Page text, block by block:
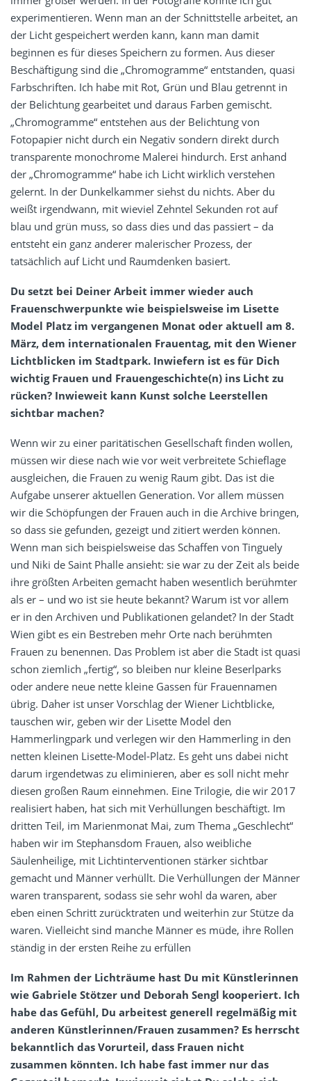
experimentieren. Wenn man an der Schnittstelle arbeitet, an
der Licht gespeichert werden kann, kann man damit
beginnen es für dieses Speichern zu formen. Aus dieser
Beschäftigung sind die „Chromogramme“ entstanden, quasi
Farbschriften. Ich habe mit Rot, Grün und Blau getrennt in
der Belichtung gearbeitet und daraus Farben gemischt.
„Chromogramme“ entstehen aus der Belichtung von
Fotopapier nicht durch ein Negativ sondern direkt durch
transparente monochrome Malerei hindurch. Erst anhand
der „Chromogramme“ habe ich Licht wirklich verstehen
gelernt. In der Dunkelkammer siehst du nichts. Aber du
weißt irgendwann, mit wieviel Zehntel Sekunden rot auf
blau und grün muss, so dass dies und das passiert – da
entsteht ein ganz anderer malerischer Prozess, der
tatsächlich auf Licht und Raumdenken basiert.
Du setzt bei Deiner Arbeit immer wieder auch
Frauenschwerpunkte wie beispielsweise im Lisette
Model Platz im vergangenen Monat oder aktuell am 8.
März, dem internationalen Frauentag, mit den Wiener
Lichtblicken im Stadtpark. Inwiefern ist es für Dich
wichtig Frauen und Frauengeschichte(n) ins Licht zu
rücken? Inwieweit kann Kunst solche Leerstellen
sichtbar machen?
Wenn wir zu einer paritätischen Gesellschaft finden wollen,
müssen wir diese nach wie vor weit verbreitete Schieflage
ausgleichen, die Frauen zu wenig Raum gibt. Das ist die
Aufgabe unserer aktuellen Generation. Vor allem müssen
wir die Schöpfungen der Frauen auch in die Archive bringen,
so dass sie gefunden, gezeigt und zitiert werden können.
Wenn man sich beispielsweise das Schaffen von Tinguely
und Niki de Saint Phalle ansieht: sie war zu der Zeit als beide
ihre größten Arbeiten gemacht haben wesentlich berühmter
als er – und wo ist sie heute bekannt? Warum ist vor allem
er in den Archiven und Publikationen gelandet? In der Stadt
Wien gibt es ein Bestreben mehr Orte nach berühmten
Frauen zu benennen. Das Problem ist aber die Stadt ist quasi
schon ziemlich „fertig“, so bleiben nur kleine Beserlparks
oder andere neue nette kleine Gassen für Frauennamen
übrig. Daher ist unser Vorschlag der Wiener Lichtblicke,
tauschen wir, geben wir der Lisette Model den
Hammerlingpark und verlegen wir den Hammerling in den
netten kleinen Lisette-Model-Platz. Es geht uns dabei nicht
darum irgendetwas zu eliminieren, aber es soll nicht mehr
diesen großen Raum einnehmen. Eine Trilogie, die wir 2017
realisiert haben, hat sich mit Verhüllungen beschäftigt. Im
dritten Teil, im Marienmonat Mai, zum Thema „Geschlecht“
haben wir im Stephansdom Frauen, also weibliche
Säulenheilige, mit Lichtinterventionen stärker sichtbar
gemacht und Männer verhüllt. Die Verhüllungen der Männer
waren transparent, sodass sie sehr wohl da waren, aber
eben einen Schritt zurücktraten und weiterhin zur Stütze da
waren. Vielleicht sind manche Männer es müde, ihre Rollen
ständig in der ersten Reihe zu erfüllen
Im Rahmen der Lichträume hast Du mit Künstlerinnen
wie Gabriele Stötzer und Deborah Sengl kooperiert. Ich
habe das Gefühl, Du arbeitest generell regelmäßig mit
anderen Künstlerinnen/Frauen zusammen? Es herrscht
bekanntlich das Vorurteil, dass Frauen nicht
zusammen könnten. Ich habe fast immer nur das